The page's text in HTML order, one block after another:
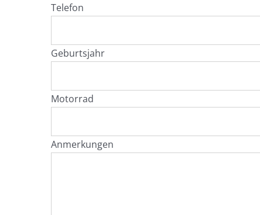
Telefon
Geburtsjahr
Motorrad
Anmerkungen